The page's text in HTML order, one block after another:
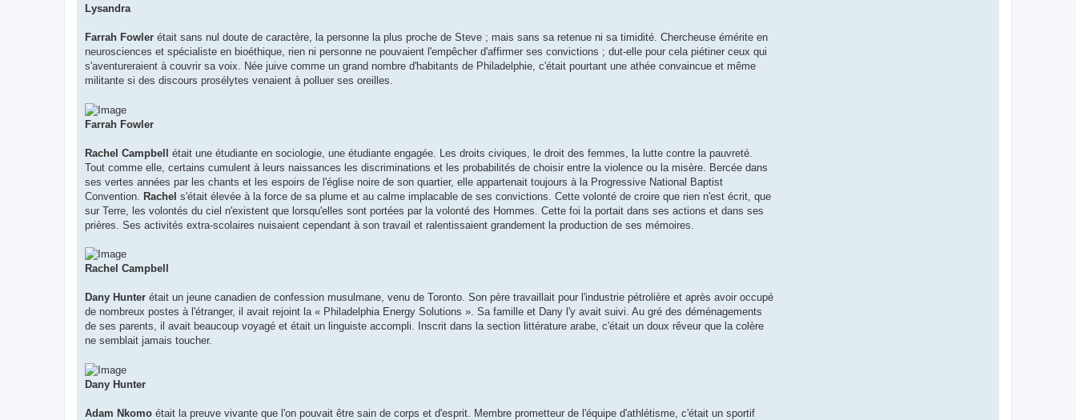
Lysandra
Farrah Fowler était sans nul doute de caractère, la personne la plus proche de Steve ; mais sans sa retenue ni sa timidité. Chercheuse émérite en
neurosciences et spécialiste en bioéthique, rien ni personne ne pouvaient l'empêcher d'affirmer ses convictions ; dut-elle pour cela piétiner ceux qui
s'aventureraient à couvrir sa voix. Née juive comme un grand nombre d'habitants de Philadelphie, c'était pourtant une athée convaincue et même
militante si des discours prosélytes venaient à polluer ses oreilles.
Farrah Fowler
Rachel Campbell
était une étudiante en sociologie, une étudiante engagée. Les droits civiques, le droit des femmes, la lutte contre la pauvreté.
Tout comme elle, certains cumulent à leurs naissances les discriminations et les probabilités de choisir entre la violence ou la misère. Bercée dans
ses vertes années par les chants et les espoirs de l'église noire de son quartier, elle appartenait toujours à la Progressive National Baptist
Convention.
Rachel s'était élevée à la force de sa plume et au calme implacable de ses convictions. Cette volonté de croire que rien n'est écrit, que
sur Terre, les volontés du ciel n'existent que lorsqu'elles sont portées par la volonté des Hommes. Cette foi la portait dans ses actions et dans ses
prières. Ses activités extra-scolaires nuisaient cependant à son travail et ralentissaient grandement la production de ses mémoires.
Rachel Campbell
Dany Hunter était un jeune canadien de confession musulmane, venu de Toronto. Son père travaillait pour l'industrie pétrolière et après avoir occupé
de nombreux postes à l'étranger, il avait rejoint la « Philadelphia Energy Solutions ». Sa famille et Dany l'y avait suivi. Au gré des déménagements
de ses parents, il avait beaucoup voyagé et était un linguiste accompli. Inscrit dans la section littérature arabe, c'était un doux rêveur que la colère
ne semblait jamais toucher.
Dany Hunter
Adam Nkomo était la preuve vivante que l'on pouvait être sain de corps et d'esprit. Membre prometteur de l'équipe d'athlétisme, c'était un sportif